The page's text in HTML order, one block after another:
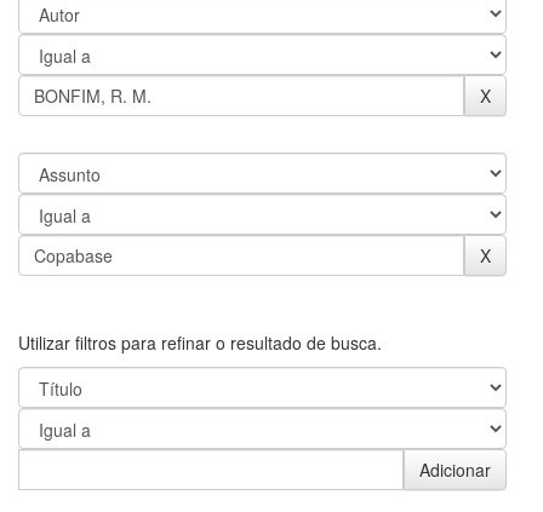
Utilizar filtros para refinar o resultado de busca.